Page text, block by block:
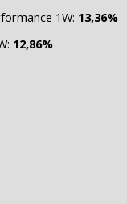
1W: 13,36%
12,86%